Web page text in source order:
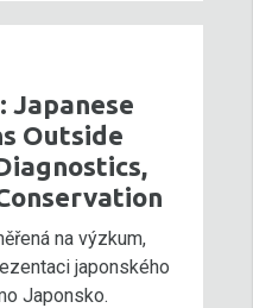
Japanese
Outside
na výzkum,
japonského
Japonsko.